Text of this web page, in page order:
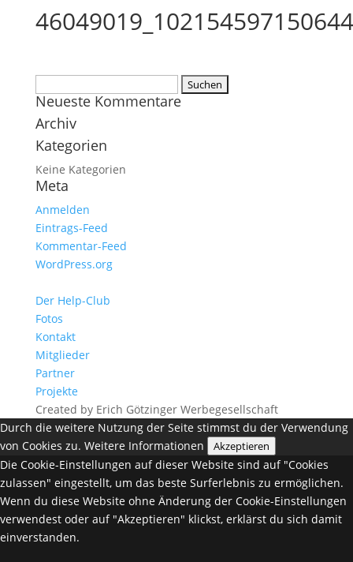
nach:
Neueste Kommentare
Archiv
Kategorien
Keine Kategorien
Meta
Anmelden
Eintrags-Feed
Kommentar-Feed
WordPress.org
Der Help-Club
Fotos
Kontakt
Mitglieder
Partner
Projekte
Created by Erich Götzinger Werbegesellschaft
Durch die weitere Nutzung der Seite stimmst du der Verwendung
von Cookies zu. Weitere Informationen Akzeptieren
Die Cookie-Einstellungen auf dieser Website sind auf "Cookies
zulassen" eingestellt, um das beste Surferlebnis zu ermöglichen.
Wenn du diese Website ohne Änderung der Cookie-Einstellungen
verwendest oder auf "Akzeptieren" klickst, erklärst du sich damit
einverstanden.